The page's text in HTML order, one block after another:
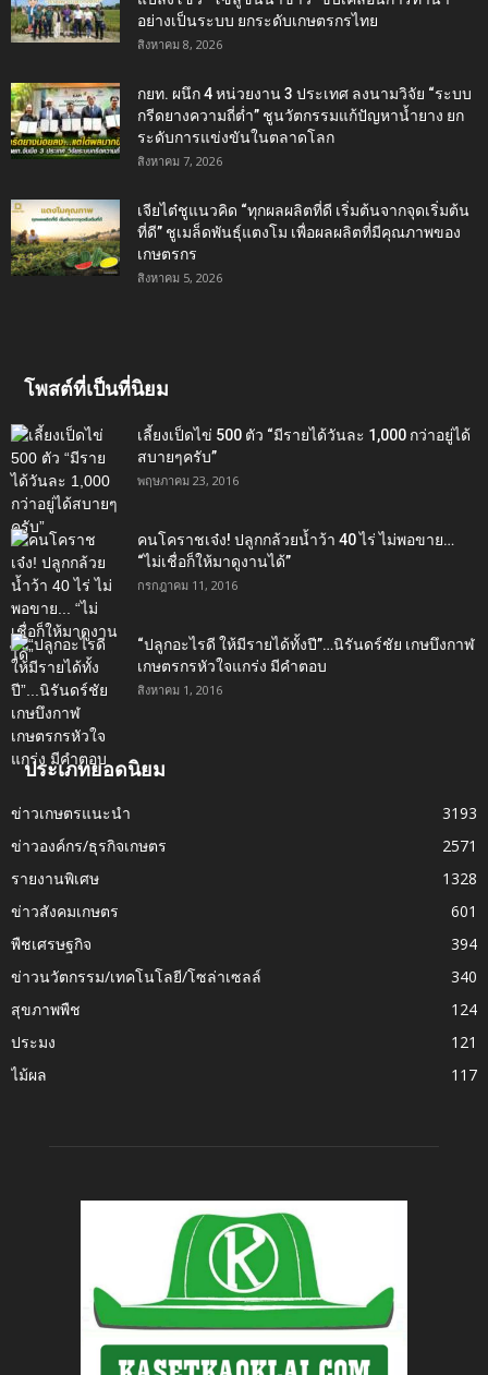
อย่างเป็นระบบ ยกระดับเกษตรกรไทย
สิงหาคม 8, 2026
กยท. ผนึก 4 หน่วยงาน 3 ประเทศ ลงนามวิจัย “ระบบ
กรีดยางความถี่ต่ำ” ชูนวัตกรรมแก้ปัญหาน้ำยาง ยก
ระดับการแข่งขันในตลาดโลก
สิงหาคม 7, 2026
เจียไต๋ชูแนวคิด “ทุกผลผลิตที่ดี เริ่มต้นจากจุดเริ่มต้น
ที่ดี” ชูเมล็ดพันธุ์แตงโม เพื่อผลผลิตที่มีคุณภาพของ
เกษตรกร
สิงหาคม 5, 2026
โพสต์ที่เป็นที่นิยม
เลี้ยงเป็ดไข่ 500 ตัว “มีรายได้วันละ 1,000 กว่าอยู่ได้
สบายๆครับ”
พฤษภาคม 23, 2016
คนโคราชเจ๋ง! ปลูกกล้วยน้ำว้า 40 ไร่ ไม่พอขาย…
“ไม่เชื่อก็ให้มาดูงานได้”‬
กรกฎาคม 11, 2016
“ปลูกอะไรดี ให้มีรายได้ทั้งปี”…นิรันดร์ชัย เกษบึงกาฬ
เกษตรกรหัวใจแกร่ง มีคำตอบ
สิงหาคม 1, 2016
ประเภทยอดนิยม
ข่าวเกษตรแนะนำ
3193
ข่าวองค์กร/ธุรกิจเกษตร
2571
รายงานพิเศษ
1328
ข่าวสังคมเกษตร
601
พืชเศรษฐกิจ
394
ข่าวนวัตกรรม/เทคโนโลยี/โซล่าเซลล์
340
สุขภาพพืช
124
ประมง
121
ไม้ผล
117